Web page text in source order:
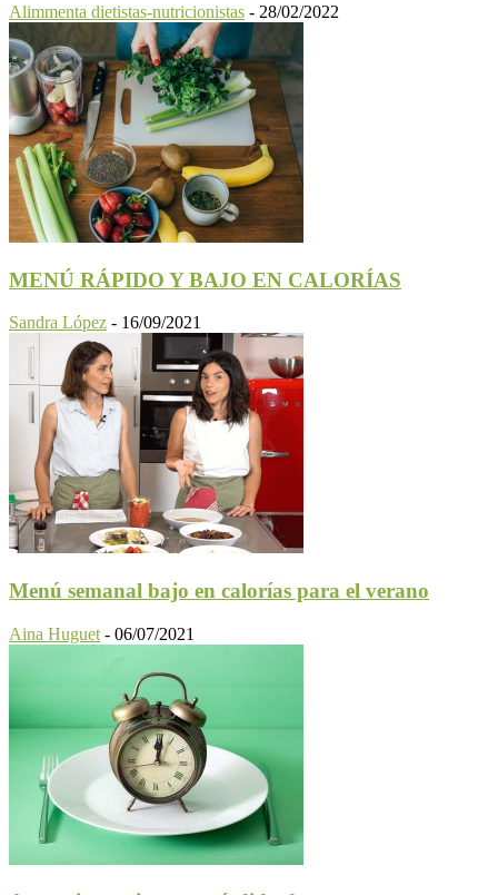
Alimmenta dietistas-nutricionistas - 28/02/2022
MENÚ RÁPIDO Y BAJO EN CALORÍAS
Sandra López - 16/09/2021
Menú semanal bajo en calorías para el verano
Aina Huguet - 06/07/2021